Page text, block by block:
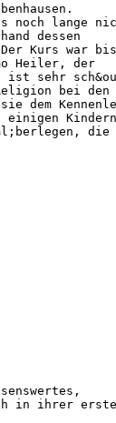
noch lange
dessen
Kurs war bis
Heiler, der
sehr
bei den
Kindern
in ihrer